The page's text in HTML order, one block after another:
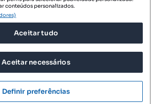
DESCARREGAR NA:
OLX Portugal, S.A.
DE UTILIZAÇÃO
DE PRIVACIDADE
DE PRIVACIDADE
conteúdos personalizados.
Aceitar tudo
Aceitar necessários
Definir preferências